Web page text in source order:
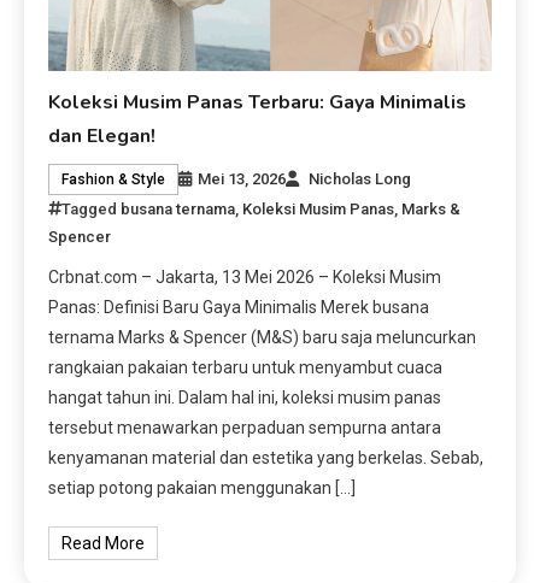
Koleksi Musim Panas Terbaru: Gaya Minimalis
dan Elegan!
Fashion & Style Mei 13, 2026
Nicholas Long
Tagged busana ternama Koleksi Musim Panas Marks &
Spencer
Crbnat.com – Jakarta, 13 Mei 2026 – Koleksi Musim
Panas: Definisi Baru Gaya Minimalis Merek busana
ternama Marks & Spencer (M&S) baru saja meluncurkan
rangkaian pakaian terbaru untuk menyambut cuaca
hangat tahun ini. Dalam hal ini, koleksi musim panas
tersebut menawarkan perpaduan sempurna antara
kenyamanan material dan estetika yang berkelas. Sebab,
setiap potong pakaian menggunakan […]
Read More